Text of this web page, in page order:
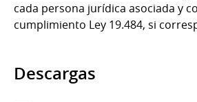
cada persona jurídica asociada y
cumplimiento Ley 19.484, si
Descargas